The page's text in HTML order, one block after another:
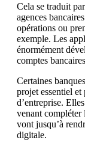
Cela se traduit
agences
opérations ou
exemple. Les
énormément
comptes
Certaines
projet essentiel
d’entreprise.
venant compléter
vont jusqu’à
digitale.